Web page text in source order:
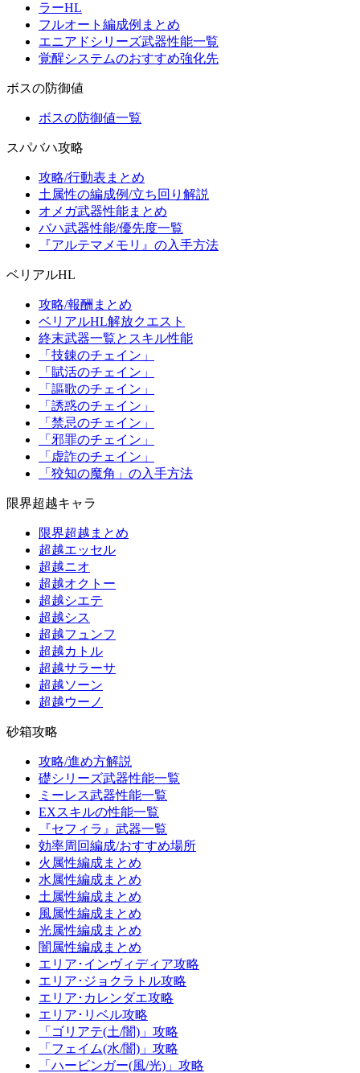
ラーHL
フルオート編成例まとめ
エニアドシリーズ武器性能一覧
覚醒システムのおすすめ強化先
ボスの防御値
ボスの防御値一覧
スパバハ攻略
攻略/行動表まとめ
土属性の編成例/立ち回り解説
オメガ武器性能まとめ
バハ武器性能/優先度一覧
『アルテマメモリ』の入手方法
ベリアルHL
攻略/報酬まとめ
ベリアルHL解放クエスト
終末武器一覧とスキル性能
「技錬のチェイン」
「賦活のチェイン」
「謳歌のチェイン」
「誘惑のチェイン」
「禁忌のチェイン」
「邪罪のチェイン」
「虚詐のチェイン」
「狡知の魔角」の入手方法
限界超越キャラ
限界超越まとめ
超越エッセル
超越ニオ
超越オクトー
超越シエテ
超越シス
超越フュンフ
超越カトル
超越サラーサ
超越ソーン
超越ウーノ
砂箱攻略
攻略/進め方解説
礎シリーズ武器性能一覧
ミーレス武器性能一覧
EXスキルの性能一覧
『セフィラ』武器一覧
効率周回編成/おすすめ場所
火属性編成まとめ
水属性編成まとめ
土属性編成まとめ
風属性編成まとめ
光属性編成まとめ
闇属性編成まとめ
エリア･インヴィディア攻略
エリア･ジョクラトル攻略
エリア･カレンダエ攻略
エリア･リベル攻略
「ゴリアテ(土/闇)」攻略
「フェイム(水/闇)」攻略
「ハービンガー(風/光)」攻略